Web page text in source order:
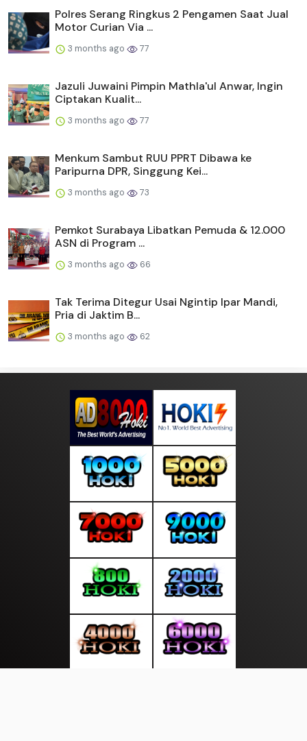
Polres Serang Ringkus 2 Pengamen Saat Jual
Motor Curian Via ...
3 months ago 77
Jazuli Juwaini Pimpin Mathla'ul Anwar, Ingin
Ciptakan Kualit...
3 months ago 77
Menkum Sambut RUU PPRT Dibawa ke
Paripurna DPR, Singgung Kei...
3 months ago 73
Pemkot Surabaya Libatkan Pemuda & 12.000
ASN di Program ...
3 months ago 66
Tak Terima Ditegur Usai Ngintip Ipar Mandi,
Pria di Jaktim B...
3 months ago 62